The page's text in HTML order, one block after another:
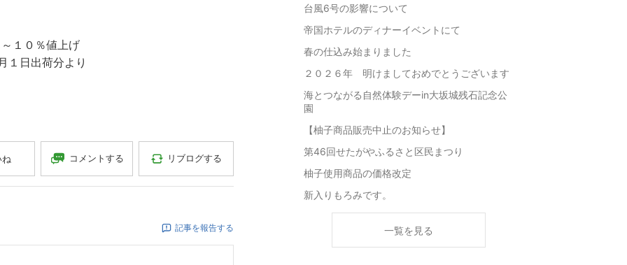
い申し上げます。
０％値上げ
年9月１日出荷分より
ね コメントする リブログする
記事を報告する
台風6号の影響について
帝国ホテルのディナーイベントにて
春の仕込み始まりました
２０２６年 明けましておめでとうございます
海とつながる自然体験デーin大坂城残石記念公
園
【柚子商品販売中止のお知らせ】
第46回せたがやふるさと区民まつり
柚子使用商品の価格改定
新入りもろみです。
一覧を見る